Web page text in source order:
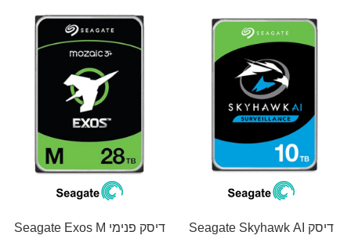
דיסק Seagate Skyhawk AI
דיסק פנימי Seagate Exos M